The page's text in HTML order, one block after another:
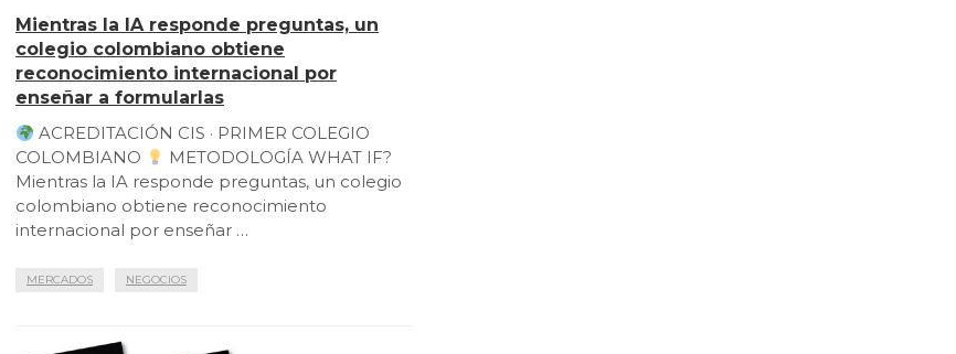
Mientras la IA responde preguntas, un
colegio colombiano obtiene
reconocimiento internacional por
enseñar a formularlas
ACREDITACIÓN CIS · PRIMER COLEGIO
COLOMBIANO
METODOLOGÍA WHAT IF?
Mientras la IA responde preguntas, un colegio
colombiano obtiene reconocimiento
internacional por enseñar …
MERCADOS NEGOCIOS